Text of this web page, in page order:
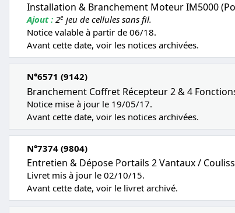
Installation & Branchement Moteur IM5000
Ajout : 2e jeu de cellules sans fil.
Notice valable à partir de 06/18.
Avant cette date, voir les notices archivées.
N°6571 (9142)
Branchement Coffret Récepteur 2 & 4
Notice mise à jour le 19/05/17.
Avant cette date, voir les notices archivées.
N°7374 (9804)
Entretien & Dépose Portails 2 Vantaux /
Livret mis à jour le 02/10/15.
Avant cette date, voir le livret archivé.